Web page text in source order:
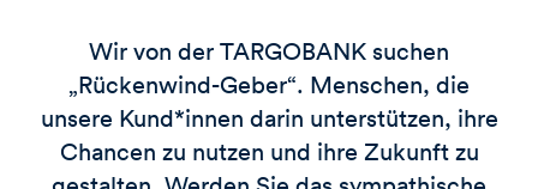
Wir von derTARGOBANKsuchen
„Rückenwind-Geber“. Menschen, die
unsere Kund*innen darin unterstützen, ihre
Chancen zu nutzen und ihre Zukunft zu